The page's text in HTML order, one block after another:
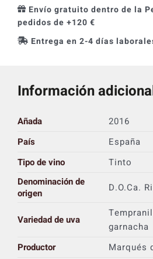
Envío gratuito dentro de la
pedidos de +120 €
Entrega en 2-4 días
Información
Añada
2016
País
España
Tipo de vino
Tinto
Denominación de
origen
D.O.Ca.
Variedad de uva
garnacha
Productor
Marqués